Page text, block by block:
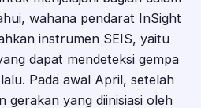
wahana pendarat InSight
instrumen SEIS, yaitu
dapat mendeteksi gempa
Pada awal April, setelah
gerakan yang diinisiasi oleh